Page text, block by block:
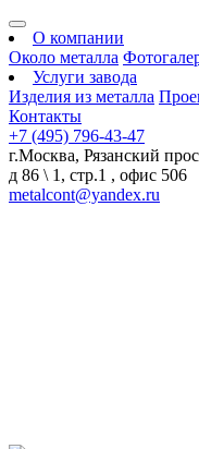
О компании
Около металла
Услуги завода
Изделия из металла
Контакты
+7 (495) 796-43-47
г.Москва, Рязанский
д 86 \ 1, стр.1 , офис 506
metalcont@yandex.ru